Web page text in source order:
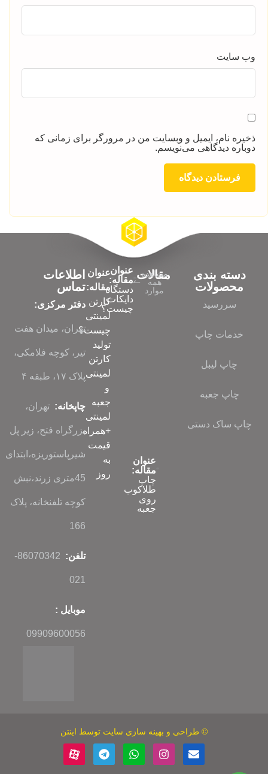
وب‌ سایت
ذخیره نام، ایمیل و وبسایت من در مرورگر برای زمانی که
دوباره دیدگاهی می‌نویسم.
دسته بندی
محصولات
سررسید
خدمات چاپ
چاپ لیبل
چاپ جعبه
چاپ ساک دستی
مقالات
مشاهده
همه
موارد
عنوان
مقاله:
چاپ
طلاکوب
روی
جعبه
عنوان
مقاله:
دستگاه
دایکات
چیست؟
عنوان
مقاله:
کارتن
لمینتی
چیست؟
تولید
کارتن
لمینتی
و
جعبه
لمینتی
+همراه
قیمت
به
روز
اطلاعات
تماس
دفتر مرکزی:
تهران، میدان هفت
تیر، کوچه فلامکی،
پلاک ۱۷، طبقه ۴
چاپخانه: تهران،
بزرگراه فتح، زیر پل
شیرپاستوریزه،ابتدای
45متری زرند،نبش
کوچه تلفنخانه، پلاک
166
تلفن: 86070342-
021
موبایل :
09909600056
© طراحی و بهینه سازی سایت توسط اینتن